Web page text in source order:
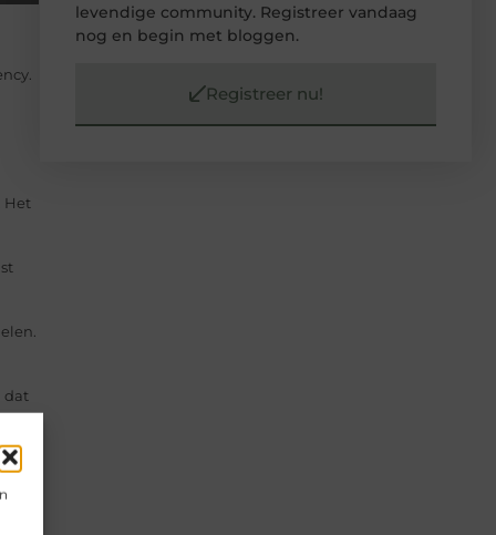
Het
dat
levendige community. Registreer vandaag
nog en begin met bloggen.
Registreer nu!